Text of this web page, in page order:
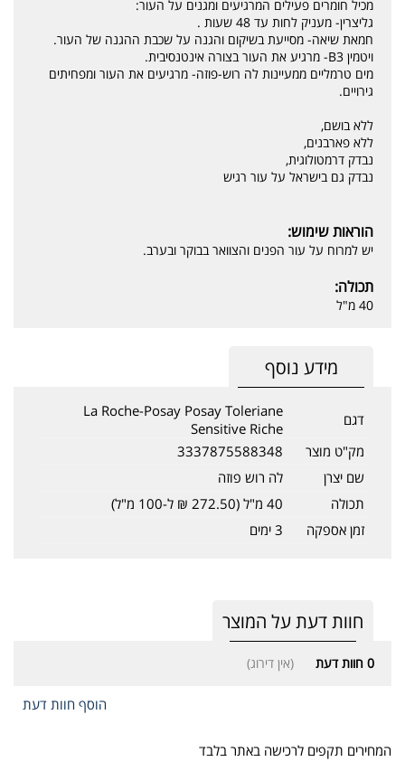
מכיל חומרים פעילים המרגיעים ומגנים על העור:
גליצרין- מעניק לחות עד 48 שעות .
חמאת שיאה- מסייעת בשיקום והגנה על שכבת ההגנה של העור.
ויטמין B3- מרגיע את העור בצורה אינטנסיבית.
מים טרמליים ממעיינות לה רוש-פוזה- מרגיעים את העור ומפחיתים
גירויים.
ללא בושם,
ללא פארבנים,
נבדק דרמטולוגית,
נבדק גם בישראל על עור רגיש
הוראות שימוש:
יש למרוח על עור הפנים והצוואר בבוקר ובערב.
תכולה:
40 מ"ל
מידע נוסף
דגם
La Roche-Posay Posay Toleriane
Sensitive Riche
מק"ט מוצר
3337875588348
שם יצרן
לה רוש פוזה
תכולה
40 מ"ל (272.50 ₪ ל-100 מ"ל)
זמן אספקה
3 ימים
חוות דעת על המוצר
0 חוות דעת (אין דירוג)
הוסף חוות דעת
המחירים תקפים לרכישה באתר בלבד